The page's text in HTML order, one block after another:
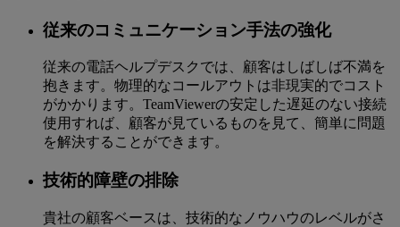
従来のコミュニケーション手法の強化
従来の電話ヘルプデスクでは、顧客はしばしば不満を
抱きます。物理的なコールアウトは非現実的でコスト
がかかります。TeamViewerの安定した遅延のない接続
使用すれば、顧客が見ているものを見て、簡単に問題
を解決することができます。
技術的障壁の排除
貴社の顧客ベースは、技術的なノウハウのレベルがさ